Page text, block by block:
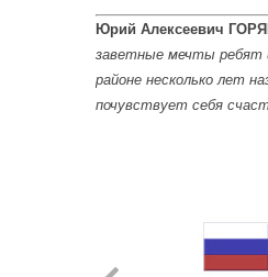
Юрий Алексеевич
заветные мечты ребят
районе несколько лет
почувствует себя